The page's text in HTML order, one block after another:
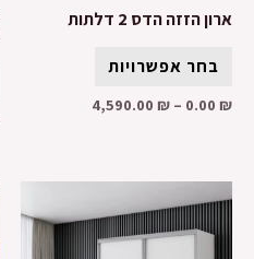
ארון הזזה הדס 2 דלתות
בחר אפשרויות
0.00 ₪
–
4,590.00 ₪